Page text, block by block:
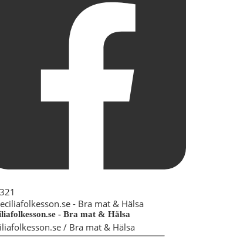
- Bra mat & Hälsa
/ Bra mat & Hälsa